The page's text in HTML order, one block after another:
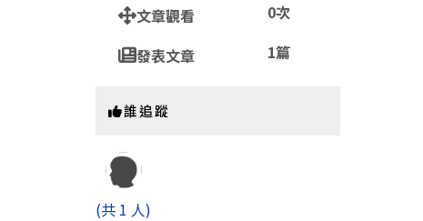
文章觀看
0次
發表文章
1篇
誰追蹤
(共 1 人)